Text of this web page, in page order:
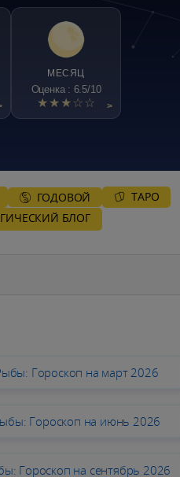
МЕСЯЦ
Оценка : 6.5/10
★★★☆☆ >
ГОДОВОЙ
ТАРО
БЛОГ
Гороскоп на март 2026
Гороскоп на июнь 2026
Гороскоп на сентябрь 2026